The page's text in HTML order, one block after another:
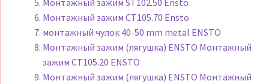
Монтажный зажим ST102.50 Ensto
Монтажный зажим CT105.70 Ensto
монтажный чулок 40-50 mm metal ENSTO
Монтажный зажим (лягушка) ENSTO Монтажный
зажим CT105.20 ENSTO
Монтажный зажим (лягушка) ENSTO Монтажный